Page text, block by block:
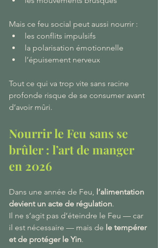
Mais ce feu social peut aussi nourrir :
les conflits impulsifs
la polarisation émotionnelle
l’épuisement nerveux
Tout ce qui va trop vite sans racine
profonde risque de se consumer avant
d’avoir mûri.
Nourrir le Feu sans se
brûler : l’art de manger
en 2026
Dans une année de Feu, l’alimentation
devient un acte de régulation.
Il ne s’agit pas d’éteindre le Feu — car
il est nécessaire — mais de le tempérer
et de protéger le Yin.